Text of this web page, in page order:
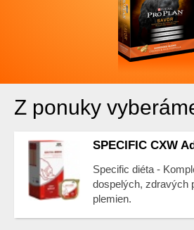
Z ponuky
SPECIFIC CXW
Specific diéta -
dospelých, zdravých
plemien.